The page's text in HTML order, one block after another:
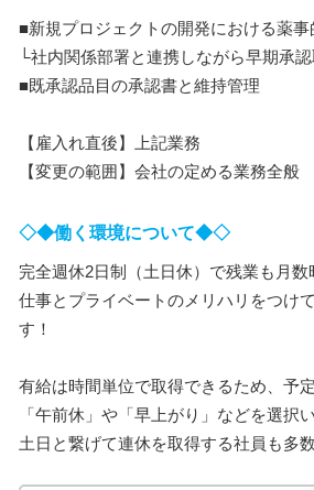
■新規プロジェクトの開発における薬事
└社内関係部署と連携しながら早期承認
■既承認品目の承認書と維持管理
【雇入れ直後】上記業務
【変更の範囲】会社の定める業務全般
◇◆働く環境について◆◇
完全週休2日制（土日休）で残業も月数
仕事とプライベートのメリハリをつけ
す！
有給は時間単位で取得できるため、予
「午前休」や「早上がり」などを選択
土日と繋げて連休を取得する社員も多